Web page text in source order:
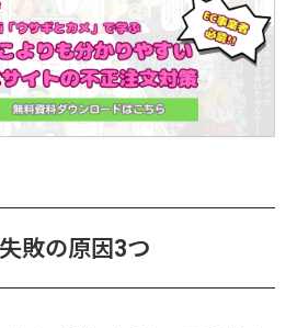
敗の原因3つ